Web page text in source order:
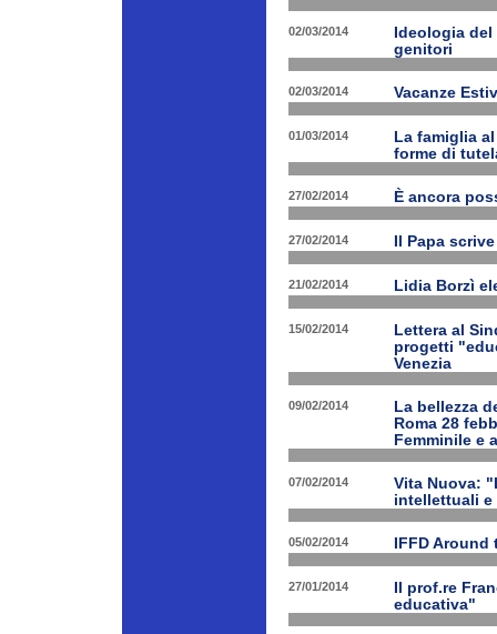
02/03/2014
Ideologia
genitori
02/03/2014 Vacanze
01/03/2014
La famiglia
forme di
27/02/2014 È ancora
27/02/2014 Il Papa
21/02/2014 Lidia Borzì
15/02/2014
Lettera al
progetti
Venezia
09/02/2014
La bellezza
Roma 28
Femminile e
07/02/2014
Vita Nuova:
intellettuali e
05/02/2014 IFFD
27/01/2014
Il prof.re
educativa"